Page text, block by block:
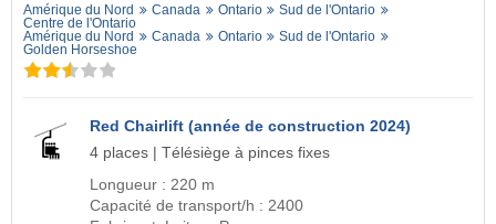
Amérique du Nord Canada Ontario
Sud de l'Ontario
Centre de l'Ontario
Amérique du Nord
Canada Ontario
Sud de l'Ontario
Golden Horseshoe
Red Chairlift (année de construction 2024)
4 places | Télésiège à pinces fixes
Longueur : 220 m
Capacité de transport/h : 2400